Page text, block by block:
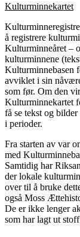
Kulturminnekartet
å registrere
Kulturminneåret –
kulturminnene
Kulturminnebasen
avviklet i sin
som før. Om den
Kulturminnekartet
få se tekst og
i perioder.
Fra starten av var
med
Samtidig har
der lokale
over til å bruke
også Moss
De er ikke lenger
som har lagt ut